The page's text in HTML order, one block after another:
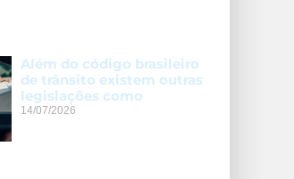
Além do código brasileiro
de trânsito existem outras
legislações como
14/07/2026